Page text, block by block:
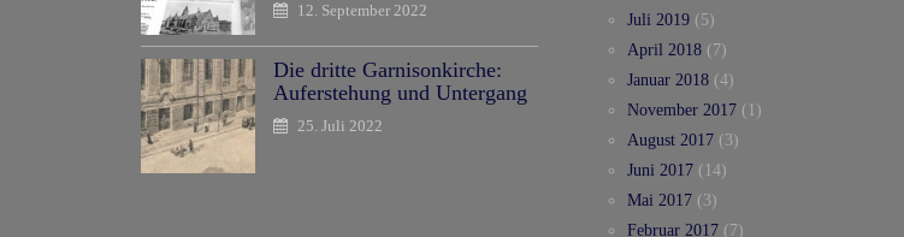
12. September 2022
Die dritte Garnisonkirche:
Auferstehung und Untergang
25. Juli 2022
Juli 2019 (5)
April 2018 (7)
Januar 2018 (4)
November 2017 (1)
August 2017 (3)
Juni 2017 (14)
Mai 2017 (3)
Februar 2017 (7)